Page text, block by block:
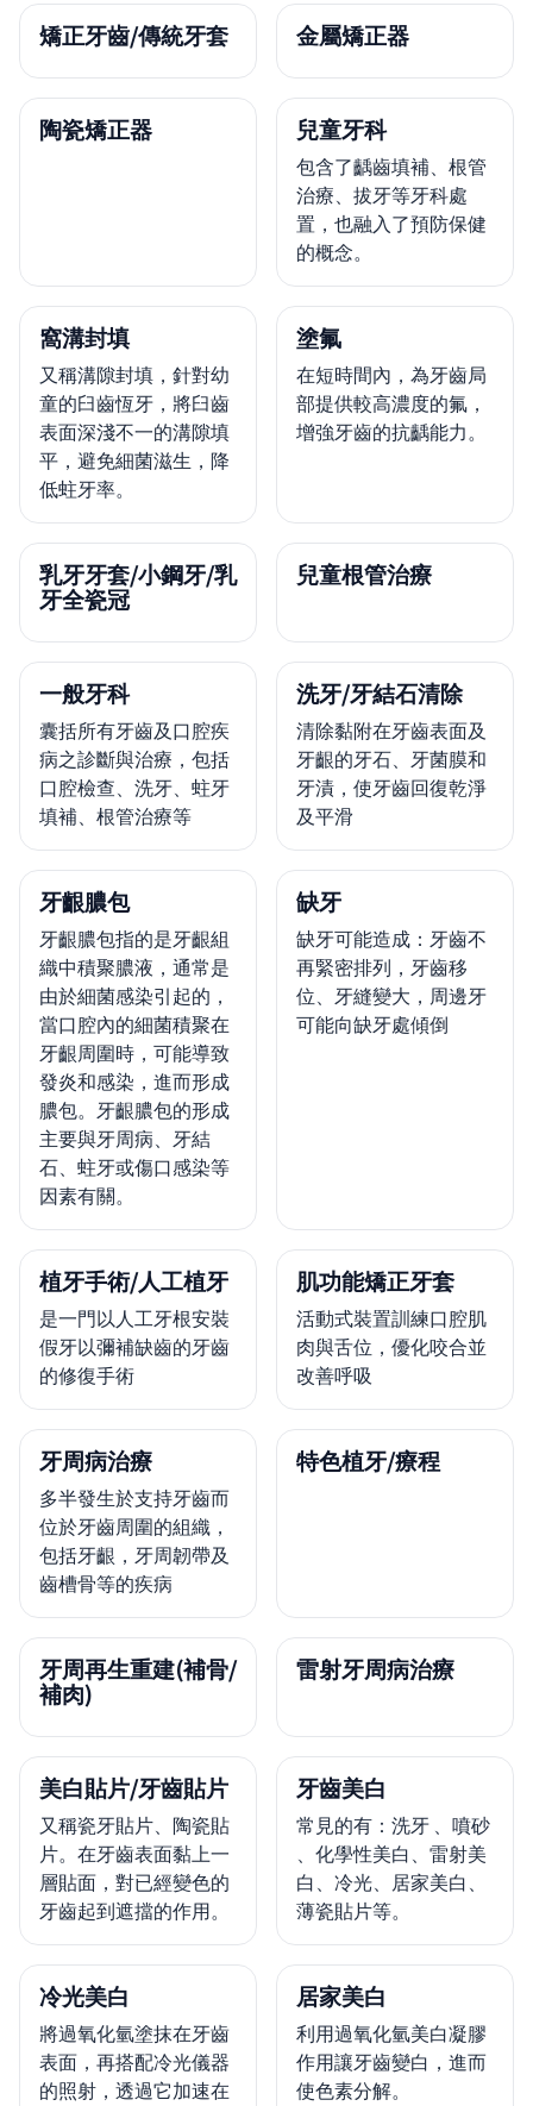
矯正牙齒/傳統牙套 金屬矯正器
陶瓷矯正器 兒童牙科
包含了齲齒填補、根管
治療、拔牙等牙科處
置，也融入了預防保健
的概念。
窩溝封填
又稱溝隙封填，針對幼
童的臼齒恆牙，將臼齒
表面深淺不一的溝隙填
平，避免細菌滋生，降
低蛀牙率。
塗氟
在短時間內，為牙齒局
部提供較高濃度的氟，
增強牙齒的抗齲能力。
乳牙牙套/小鋼牙/乳
牙全瓷冠
兒童根管治療
一般牙科
囊括所有牙齒及口腔疾
病之診斷與治療，包括
口腔檢查、洗牙、蛀牙
填補、根管治療等
洗牙/牙結石清除
清除黏附在牙齒表面及
牙齦的牙石、牙菌膜和
牙漬，使牙齒回復乾淨
及平滑
牙齦膿包
牙齦膿包指的是牙齦組
織中積聚膿液，通常是
由於細菌感染引起的，
當口腔內的細菌積聚在
牙齦周圍時，可能導致
發炎和感染，進而形成
膿包。牙齦膿包的形成
主要與牙周病、牙結
石、蛀牙或傷口感染等
因素有關。
缺牙
缺牙可能造成：牙齒不
再緊密排列，牙齒移
位、牙縫變大，周邊牙
可能向缺牙處傾倒
植牙手術/人工植牙
是一門以人工牙根安裝
假牙以彌補缺齒的牙齒
的修復手術
肌功能矯正牙套
活動式裝置訓練口腔肌
肉與舌位，優化咬合並
改善呼吸
牙周病治療
多半發生於支持牙齒而
位於牙齒周圍的組織，
包括牙齦，牙周韌帶及
齒槽骨等的疾病
特色植牙/療程
牙周再生重建(補骨/
補肉)
雷射牙周病治療
美白貼片/牙齒貼片
又稱瓷牙貼片、陶瓷貼
片。在牙齒表面黏上一
層貼面，對已經變色的
牙齒起到遮擋的作用。
牙齒美白
常見的有：洗牙 、噴砂
、化學性美白、雷射美
白、冷光、居家美白、
薄瓷貼片等。
冷光美白
將過氧化氫塗抹在牙齒
表面，再搭配冷光儀器
的照射，透過它加速在
居家美白
利用過氧化氫美白凝膠
作用讓牙齒變白，進而
使色素分解。